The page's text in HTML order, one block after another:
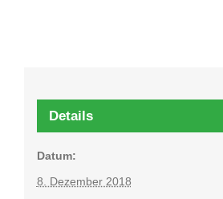
Details
Datum:
8. Dezember 2018